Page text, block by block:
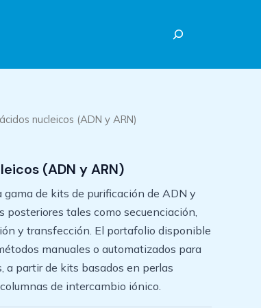
nucleicos (ADN y ARN)
(ADN y ARN)
de kits de purificación de ADN y
posteriores tales como secuenciación,
y transfección. El portafolio disponible
manuales o automatizados para
a partir de kits basados en perlas
de intercambio iónico.